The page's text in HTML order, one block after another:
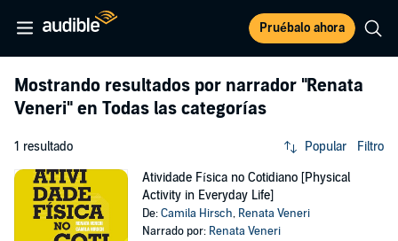
Pruébalo ahora
Mostrando resultados por narrador "Renata
Veneri" en Todas las categorías
1 resultado Popular Filtro
Atividade Física no Cotidiano [Physical
Activity in Everyday Life]
De:Camila Hirsch, Renata Veneri
Narrado por: Renata Veneri